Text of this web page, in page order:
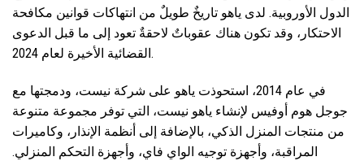
الدول الأوروبية. لدى ياهو تاريخٌ طويلٌ من انتهاكات قوانين مكافحة
الاحتكار، وقد تكون هناك عقوباتٌ لاحقةٌ تعود إلى ما قبل الدعوى
القضائية الأخيرة لعام 2024.
في عام 2014، استحوذت ياهو على شركة نيست، ودمجتها مع
جوجل هوم أوفيس لإنشاء ياهو نيست، التي توفر مجموعة متنوعة
من منتجات المنزل الذكي، بالإضافة إلى أنظمة الإنذار، وكاميرات
المراقبة، وأجهزة توجيه الواي فاي، وأجهزة التحكم المنزلي.